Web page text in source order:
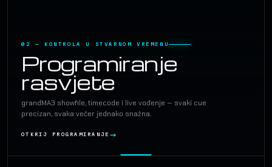
02 — KONTROLA U STVARNOM VREMENU
Programiranje
rasvjete
grandMA3 showfile, timecode i live vođenje — svaki cue
precizan, svaka večer jednako snažna.
OTKRIJ PROGRAMIRANJE